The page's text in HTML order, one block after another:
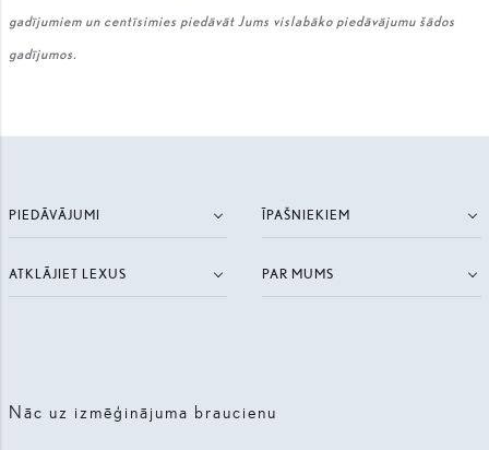
gadījumiem un centīsimies piedāvāt Jums vislabāko piedāvājumu šādos
gadījumos.
PIEDĀVĀJUMI ĪPAŠNIEKIEM
ATKLĀJIET LEXUS PAR MUMS
Nāc uz izmēģinājuma braucienu